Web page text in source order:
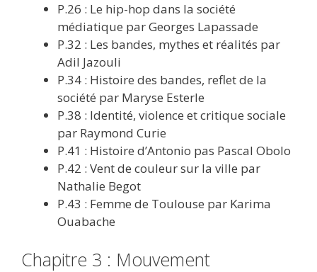
P.26 : Le hip-hop dans la société
médiatique par Georges Lapassade
P.32 : Les bandes, mythes et réalités par
Adil Jazouli
P.34 : Histoire des bandes, reflet de la
société par Maryse Esterle
P.38 : Identité, violence et critique sociale
par Raymond Curie
P.41 : Histoire d’Antonio pas Pascal Obolo
P.42 : Vent de couleur sur la ville par
Nathalie Begot
P.43 : Femme de Toulouse par Karima
Ouabache
Chapitre 3 : Mouvement